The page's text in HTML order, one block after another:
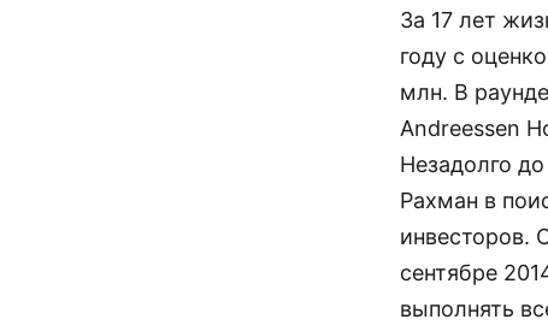
За 17 лет
году с
млн. В
Andreessen
Незадолго
Рахман в
инвесторов.
сентябре
выполнять